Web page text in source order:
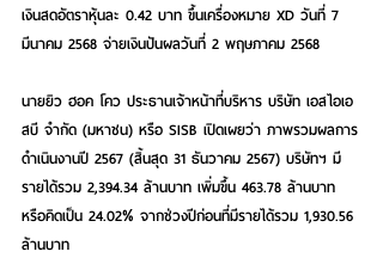
เงินสดอัตราหุ้นละ 0.42 บาท ขึ้นเครื่องหมาย XD วันที่ 7
มีนาคม 2568 จ่ายเงินปันผลวันที่ 2 พฤษภาคม 2568
นายยิว ฮอค โคว ประธานเจ้าหน้าที่บริหาร บริษัท เอสไอเอ
สบี จำกัด (มหาชน) หรือ SISB เปิดเผยว่า ภาพรวมผลการ
ดำเนินงานปี 2567 (สิ้นสุด 31 ธันวาคม 2567) บริษัทฯ มี
รายได้รวม 2,394.34 ล้านบาท เพิ่มขึ้น 463.78 ล้านบาท
หรือคิดเป็น 24.02% จากช่วงปีก่อนที่มีรายได้รวม 1,930.56
ล้านบาท